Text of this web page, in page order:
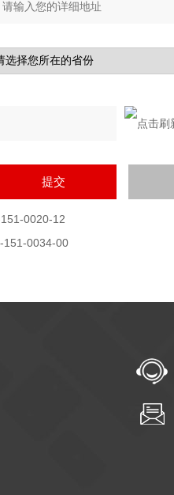
0020-12
151-0034-00